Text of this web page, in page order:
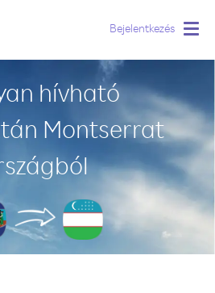
Bejelentkezés
hívható
Montserrat